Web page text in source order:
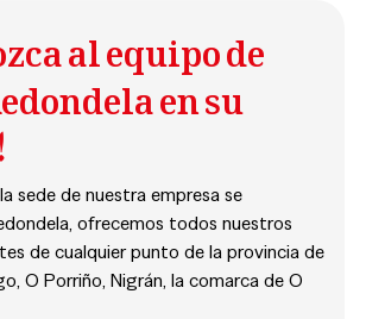
al equipo de
en su
sede de nuestra empresa se
ofrecemos todos nuestros
de cualquier punto de la provincia de
O Porriño, Nigrán, la comarca de O